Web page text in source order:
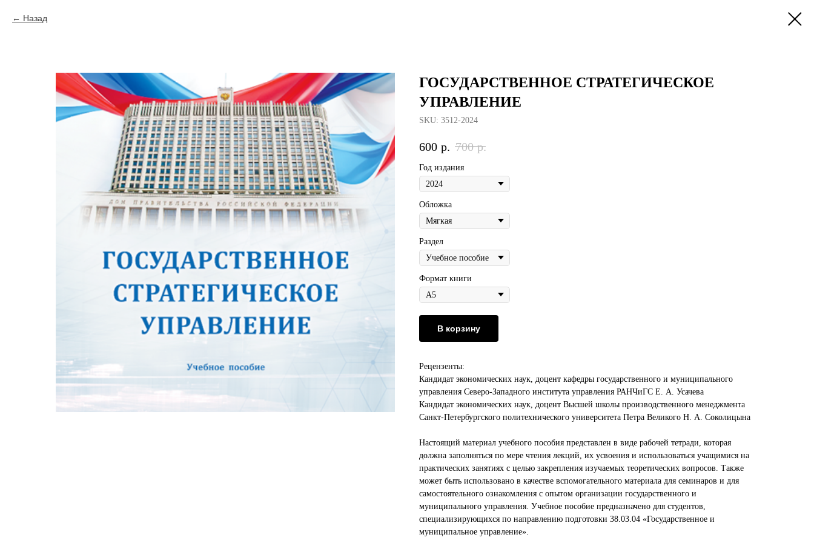
Назад
ГОСУДАРСТВЕННОЕ СТРАТЕГИЧЕСКОЕ
УПРАВЛЕНИЕ
SKU: 3512-2024
600 р. 700 р.
Год издания
Обложка
Раздел
Формат книги
В корзину
Рецензенты:
Кандидат экономических наук, доцент кафедры государственного и муниципального
управления Северо-Западного института управления РАНЧиГС Е. А. Усачева
Кандидат экономических наук, доцент Высшей школы производственного менеджмента
Санкт-Петербургского политехнического университета Петра Великого Н. А. Соколицына
Настоящий материал учебного пособия представлен в виде рабочей тетради, которая
должна заполняться по мере чтения лекций, их усвоения и использоваться учащимися на
практических занятиях с целью закрепления изучаемых теоретических вопросов. Также
может быть использовано в качестве вспомогательного материала для семинаров и для
самостоятельного ознакомления с опытом организации государственного и
муниципального управления. Учебное пособие предназначено для студентов,
специализирующихся по направлению подготовки 38.03.04 «Государственное и
муниципальное управление».